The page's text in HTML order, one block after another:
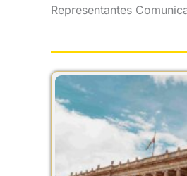
Representantes